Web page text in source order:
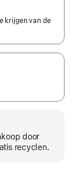
krijgen van de
door
recyclen.